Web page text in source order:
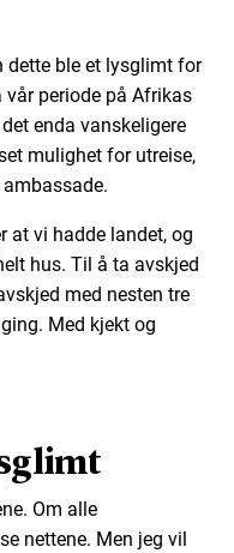
dette ble et lysglimt for
periode på Afrikas
enda vanskeligere
mulighet for utreise,
at vi hadde landet, og
hus. Til å ta avskjed
med nesten tre
Med kjekt og
Om alle
nettene. Men jeg vil